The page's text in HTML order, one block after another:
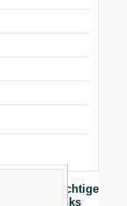
Wichtige
Links